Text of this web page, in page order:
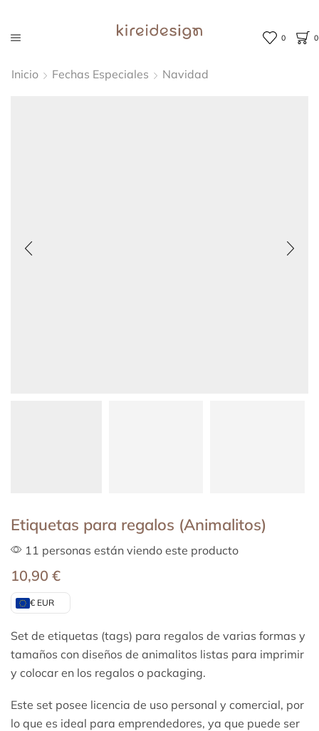
0 0
Inicio Fechas Especiales Navidad
Etiquetas para regalos (Animalitos)
11 personas están viendo este producto
10,90 €
€ EUR
Set de etiquetas (tags) para regalos de varias formas y
tamaños con diseños de animalitos listas para imprimir
y colocar en los regalos o packaging.
Este set posee licencia de uso personal y comercial, por
lo que es ideal para emprendedores, ya que puede ser